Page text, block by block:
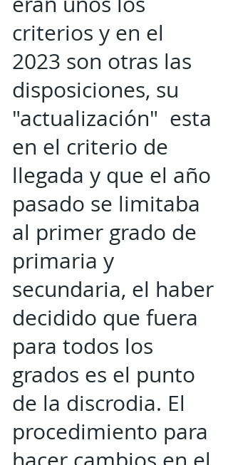
criterios y en el
2023 son otras las
disposiciones, su
"actualización" esta
en el criterio de
llegada y que el año
pasado se limitaba
al primer grado de
primaria y
secundaria, el haber
decidido que fuera
para todos los
grados es el punto
de la discrodia. El
procedimiento para